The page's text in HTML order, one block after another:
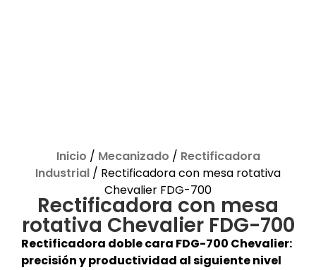
Inicio / Mecanizado / Rectificadora
Industrial / Rectificadora con mesa rotativa
Chevalier FDG-700
Rectificadora con mesa
rotativa Chevalier FDG-700
Rectificadora doble cara FDG-700 Chevalier:
precisión y productividad al siguiente nivel